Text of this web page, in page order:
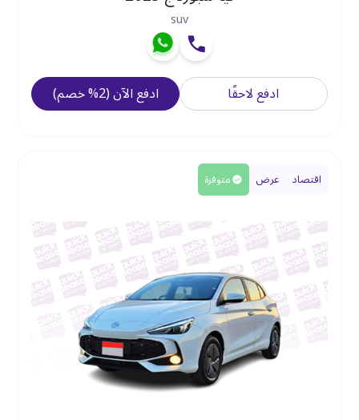
suv
ادفع لاحقًا ادفع الآن(
2
%خصم)
اقتصاد عرض متوفرة